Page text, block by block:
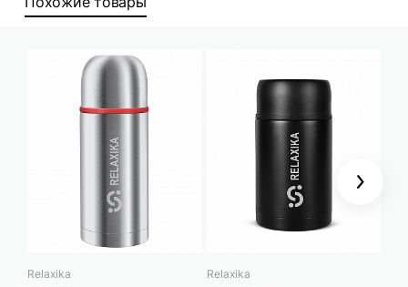
Relaxika Relaxika
Next